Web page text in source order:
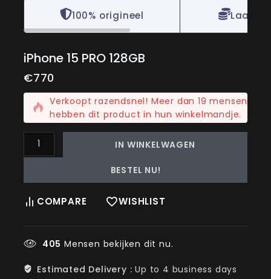
100% origineel
iPhone 15 PRO 128GB
€7702 producten die als laatste zijn verkocht4 uur
Verkoopt razendsnel! Meer dan 19 mensen
hebben dit product in hun winkelmandje.
IN WINKELWAGEN
BESTEL NU!
COMPARE WISHLIST
405 Mensen bekijken dit nu.
Estimated Delivery :Up to 4 business days